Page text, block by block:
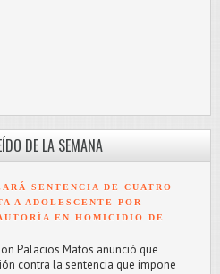
DE LA SEMANA
SENTENCIA DE CUATRO
A ADOLESCENTE POR
EN HOMICIDIO DE
Palacios Matos anunció que
contra la sentencia que impone